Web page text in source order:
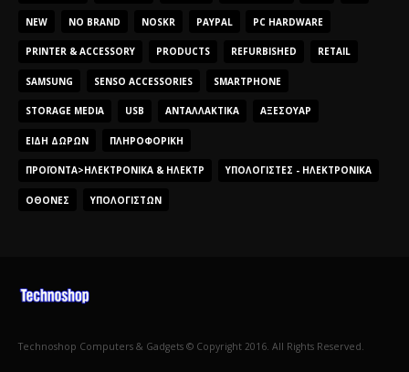
NEW NO BRAND NOSKR PAYPAL PC HARDWARE
PRINTER & ACCESSORY PRODUCTS REFURBISHED RETAIL
SAMSUNG SENSO ACCESSORIES SMARTPHONE
STORAGE MEDIA USB ΑΝΤΑΛΛΑΚΤΙΚΆ ΑΞΕΣΟΥΆΡ
ΕΊΔΗ ΔΏΡΩΝ ΠΛΗΡΟΦΟΡΙΚΉ
ΠΡΟΪΌΝΤΑ>ΗΛΕΚΤΡΟΝΙΚΆ & ΗΛΕΚΤΡ ΥΠΟΛΟΓΙΣΤΈΣ - ΗΛΕΚΤΡΟΝΙΚΆ
ΟΘΌΝΕΣ ΥΠΟΛΟΓΙΣΤΏΝ
Technoshop Computers & Gadgets © Copyright 2016. All Rights Reserved.